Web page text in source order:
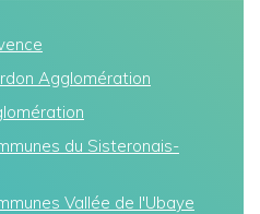
Agglomération
du Sisteronais-
Vallée de l'Ubaye